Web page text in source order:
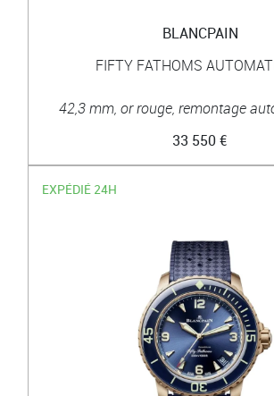
BLANCPAIN
FIFTY FATHOMS
42,3 mm, or rouge, remontage
33 550 €
EXPÉDIÉ 24H